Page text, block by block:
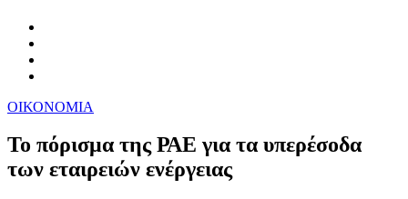
ΟΙΚΟΝΟΜΙΑ
Το πόρισμα της ΡΑΕ για τα υπερέσοδα
των εταιρειών ενέργειας